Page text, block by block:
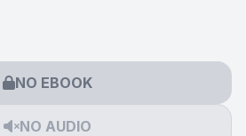
NO EBOOK
NO AUDIO